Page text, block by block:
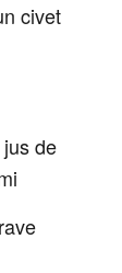
civet
de